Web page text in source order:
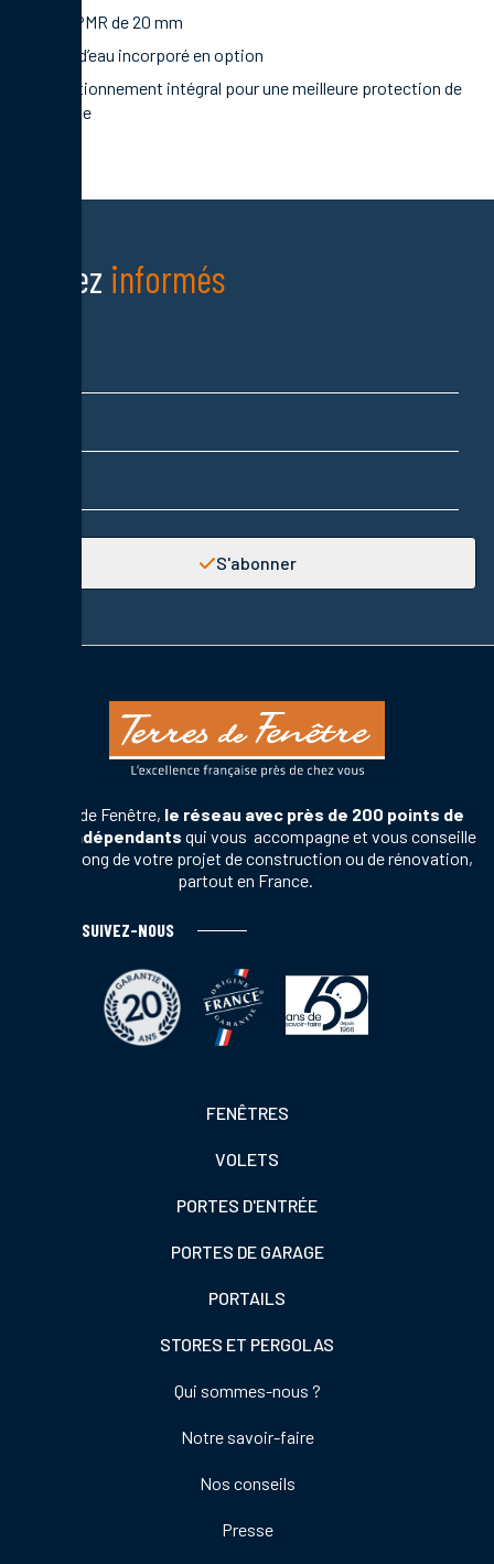
Seuil PMR de 20 mm
Rejet d’eau incorporé en option
Conditionnement intégral pour une meilleure protection de
la porte
Restez informés
S'abonner
Terres de Fenêtre, le réseau avec près de 200 points de
vente indépendants qui vous accompagne et vous conseille
tout au long de votre projet de construction ou de rénovation,
partout en France.
SUIVEZ-NOUS
FENÊTRES
VOLETS
PORTES D'ENTRÉE
PORTES DE GARAGE
PORTAILS
STORES ET PERGOLAS
Qui sommes-nous ?
Notre savoir-faire
Nos conseils
Presse